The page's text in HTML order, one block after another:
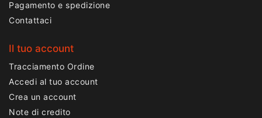
Pagamento e spedizione
Contattaci
Il tuo account
Tracciamento Ordine
Accedi al tuo account
Crea un account
Note di credito